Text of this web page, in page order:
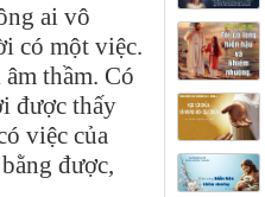
ai vô
có một việc.
thầm. Có
được thấy
việc của
được,